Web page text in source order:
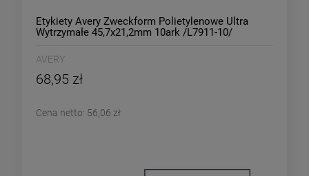
Etykiety Avery Zweckform Polietylenowe Ultra
Wytrzymałe 45,7x21,2mm 10ark /L7911-10/
AVERY
68,95 zł
Cena netto: 56,06 zł